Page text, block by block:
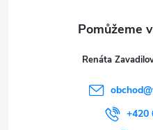
Renáta
obchod@
+420